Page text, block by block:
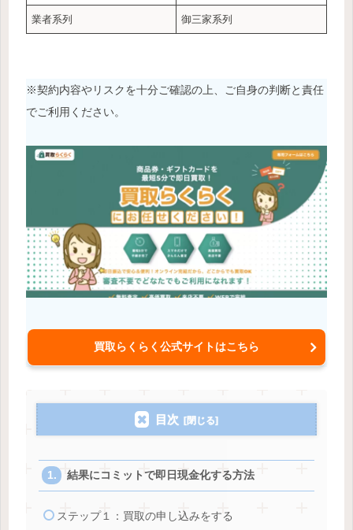
業者系列 御三家系列
※契約内容やリスクを十分ご確認の上、ご自身の判断と責任
でご利用ください。
買取らくらく公式サイトはこちら
目次
結果にコミットで即日現金化する方法
ステップ１：買取の申し込みをする